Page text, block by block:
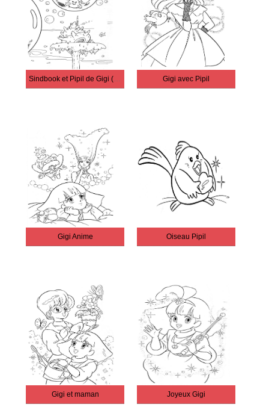
Sindbook et Pipil de Gigi (Magical Princess Minky Momo) Gigi avec Pipil
Gigi Anime Oiseau Pipil
Gigi et maman Joyeux Gigi